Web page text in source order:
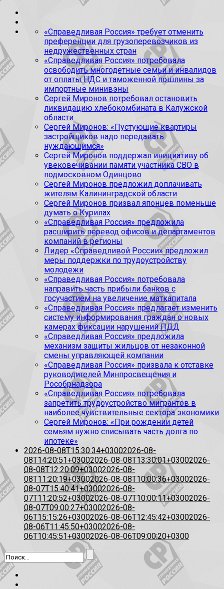
«Справедливая Россия» требует отменить
преференции для грузоперевозчиков из
недружественных стран
«Справедливая Россия» потребовала
освободить многодетные семьи и инвалидов
от оплаты НДС и таможенной пошлины за
импортные минивэны
Сергей Миронов потребовал остановить
ликвидацию хлебокомбината в Калужской
области
Сергей Миронов: «Пустующие квартиры
застройщиков надо передавать
нуждающимся»
Сергей Миронов поддержал инициативу об
увековечивании памяти участника СВО в
подмосковном Одинцово
Сергей Миронов предложил доплачивать
жителям Калининградской области
Сергей Миронов призвал японцев поменьше
думать о Курилах
«Справедливая Россия» предложила
расширить перевод офисов и департаментов
компаний в регионы
Лидер «Справедливой России» предложил
меры поддержки по трудоустройству
молодежи
«Справедливая Россия» потребовала
направить часть прибыли банков с
госучастием на увеличение маткапитала
«Справедливая Россия» предлагает изменить
систему информирования граждан о новых
камерах фиксации нарушений ПДД
«Справедливая Россия» предложила
механизм защиты жильцов от незаконной
смены управляющей компании
«Справедливая Россия» призвала к отставке
руководителей Минпросвещения и
Рособрнадзора
«Справедливая Россия» потребовала
запретить трудоустройство мигрантов в
наиболее чувствительные сектора экономики
Сергей Миронов: «При рождении детей
семьям нужно списывать часть долга по
ипотеке»
2026-08-08T15:30:34+03002026-08-
08T14:20:51+03002026-08-08T13:30:01+03002026-
08-08T12:20:09+03002026-08-
08T11:20:19+03002026-08-08T10:00:36+03002026-
08-07T15:40:41+03002026-08-
07T11:20:52+03002026-08-07T10:00:11+03002026-
08-07T09:00:27+03002026-08-
06T15:15:26+03002026-08-06T12:45:42+03002026-
08-06T11:45:50+03002026-08-
06T10:45:51+03002026-08-06T09:00:20+0300